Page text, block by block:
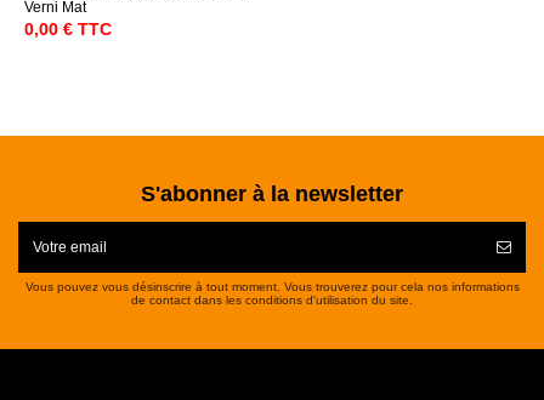
Verni Mat
0,00 € TTC
S'abonner à la newsletter
Vous pouvez vous désinscrire à tout moment. Vous trouverez pour cela nos informations
de contact dans les conditions d'utilisation du site.